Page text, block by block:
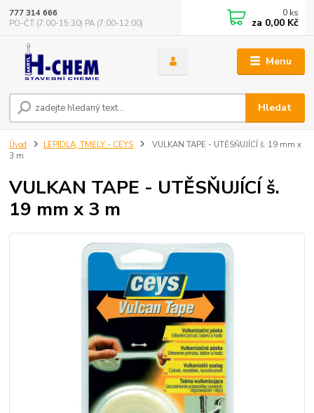
Menu
Hledat
777 314 666
PO-ČT (7:00-15:30) PA (7:00-12:00)
0 ks
za 0,00 Kč
Úvod LEPIDLA, TMELY - CEYS
VULKAN TAPE - UTĚSŇUJÍCÍ š. 19 mm x
3 m
VULKAN TAPE - UTĚSŇUJÍCÍ š.
19 mm x 3 m